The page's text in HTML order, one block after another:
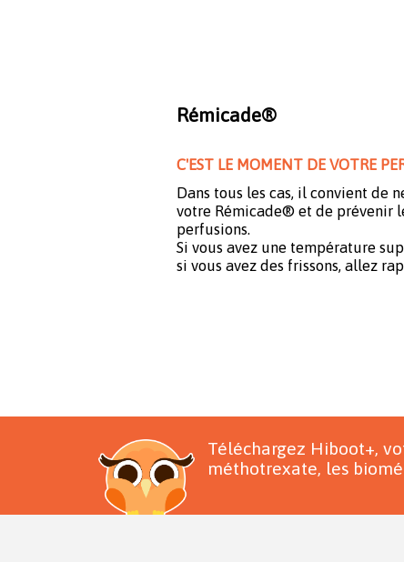
Rémicade®
C'EST LE MOMENT DE VOTRE
Dans tous les cas, il convient de
votre Rémicade® et de prévenir
perfusions.
Si vous avez une température
si vous avez des frissons, allez
Téléchargez Hiboot+,
méthotrexate, les